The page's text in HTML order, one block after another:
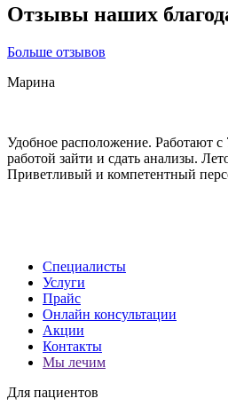
Отзывы наших
Больше отзывов
Марина
Удобное расположение. Работают с
работой зайти и сдать анализы.
Приветливый и компетентный
Специалисты
Услуги
Прайс
Онлайн консультации
Акции
Контакты
Мы лечим
Для пациентов